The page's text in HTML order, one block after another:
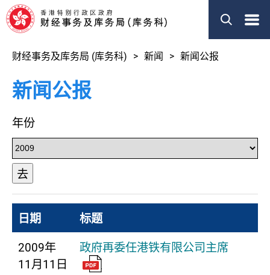
菜
财经事务及库务局 (库务科) 新闻 新闻公报
新闻公报
年份
去
日期 标题
2009年
11月11日
政府再委任港铁有限公司主席